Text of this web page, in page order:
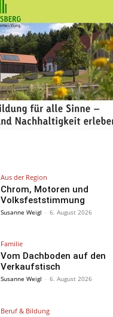
Aus der Region
Chrom, Motoren und
Volksfeststimmung
Susanne Weigl - 6. August 2026
Familie
Vom Dachboden auf den
Verkaufstisch
Susanne Weigl - 6. August 2026
Beruf & Bildung